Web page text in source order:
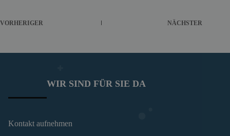
VORHERIGER NÄCHSTER
WIR SIND FÜR SIE DA
Kontakt aufnehmen